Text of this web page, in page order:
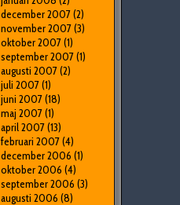
december 2007(2)
november 2007(3)
oktober 2007(1)
september 2007(1)
augusti 2007(2)
juli 2007(1)
juni 2007(18)
maj 2007(1)
april 2007(13)
februari 2007(4)
december 2006 (1)
oktober 2006 (4)
september 2006 (3)
augusti 2006 (8)